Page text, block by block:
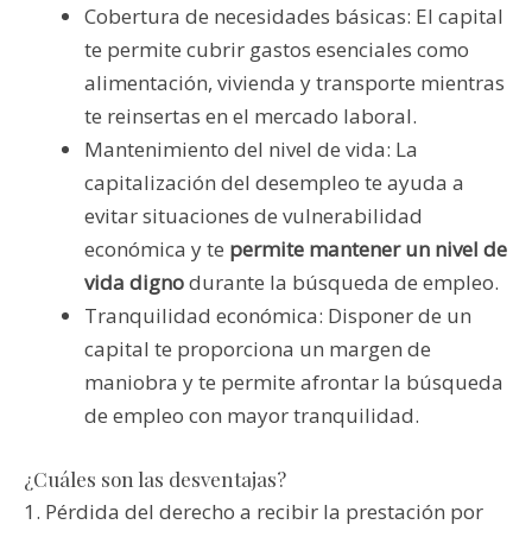
Cobertura de necesidades básicas: El capital
te permite cubrir gastos esenciales como
alimentación, vivienda y transporte mientras
te reinsertas en el mercado laboral.
Mantenimiento del nivel de vida: La
capitalización del desempleo te ayuda a
evitar situaciones de vulnerabilidad
económica y te permite mantener un nivel de
vida dignodurante la búsqueda de empleo.
Tranquilidad económica: Disponer de un
capital te proporciona un margen de
maniobra y te permite afrontar la búsqueda
de empleo con mayor tranquilidad.
¿Cuáles son las desventajas?
1. Pérdida del derecho a recibir la prestación por